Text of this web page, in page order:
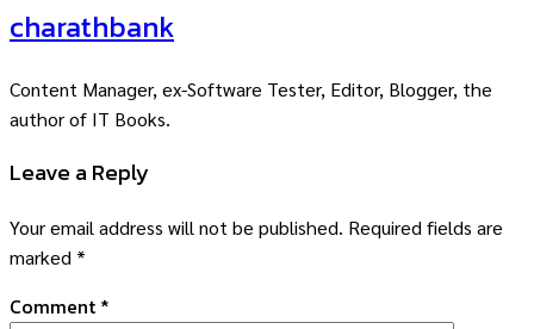
charathbank
Content Manager, ex-Software Tester, Editor, Blogger, the
author of IT Books.
Leave a Reply
Your email address will not be published. Required fields are
marked *
Comment *